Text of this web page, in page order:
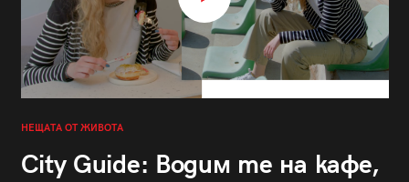
НЕЩАТА ОТ ЖИВОТА
City Guide: Водим те на кафе,